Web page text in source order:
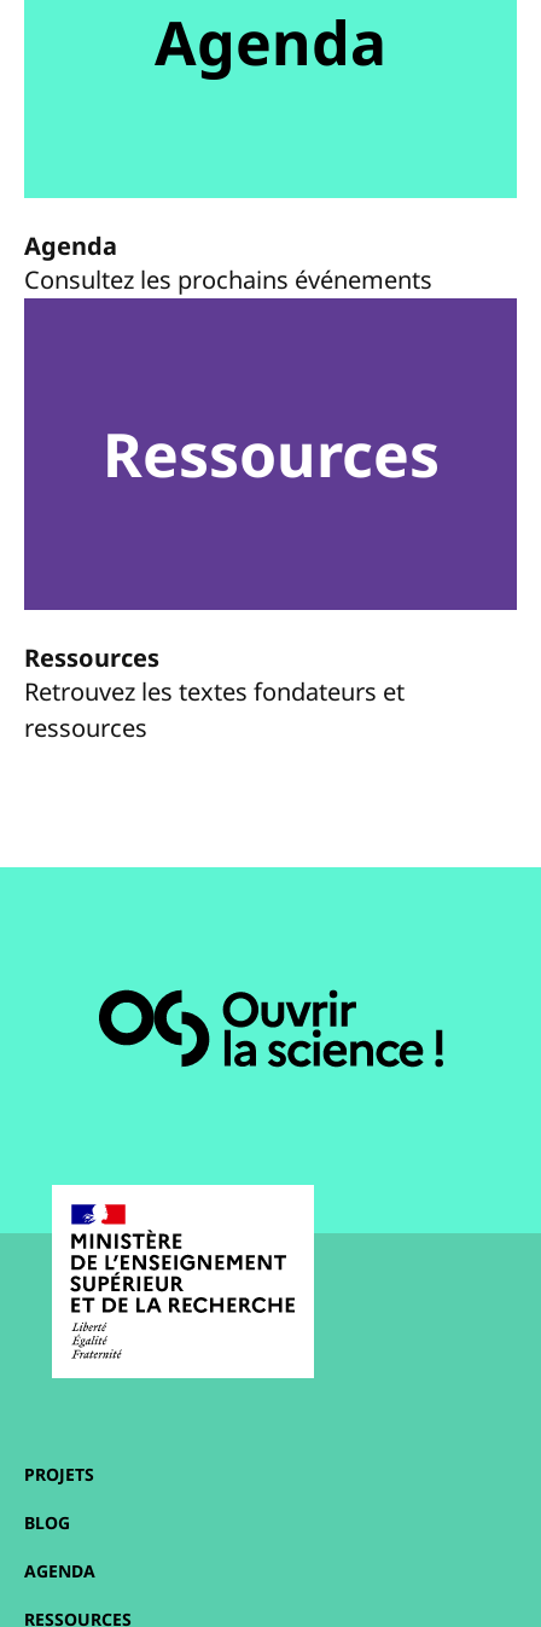
Agenda
Agenda
Consultez les prochains événements
Ressources
Ressources
Retrouvez les textes fondateurs et
ressources
PROJETS
BLOG
AGENDA
RESSOURCES